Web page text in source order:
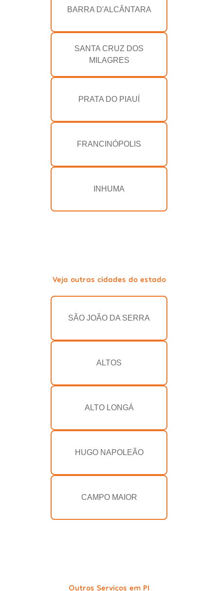
BARRA D'ALCÂNTARA
SANTA CRUZ DOS
MILAGRES
PRATA DO PIAUÍ
FRANCINÓPOLIS
INHUMA
Veja outras cidades do estado
SÃO JOÃO DA SERRA
ALTOS
ALTO LONGÁ
HUGO NAPOLEÃO
CAMPO MAIOR
Outros Serviços em PI